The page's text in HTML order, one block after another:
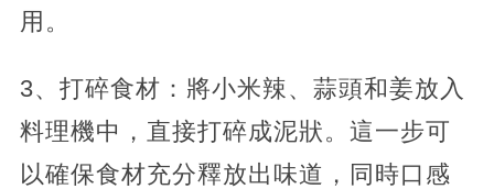
用。
3、打碎食材：將小米辣、蒜頭和姜放入
料理機中，直接打碎成泥狀。這一步可
以確保食材充分釋放出味道，同時口感